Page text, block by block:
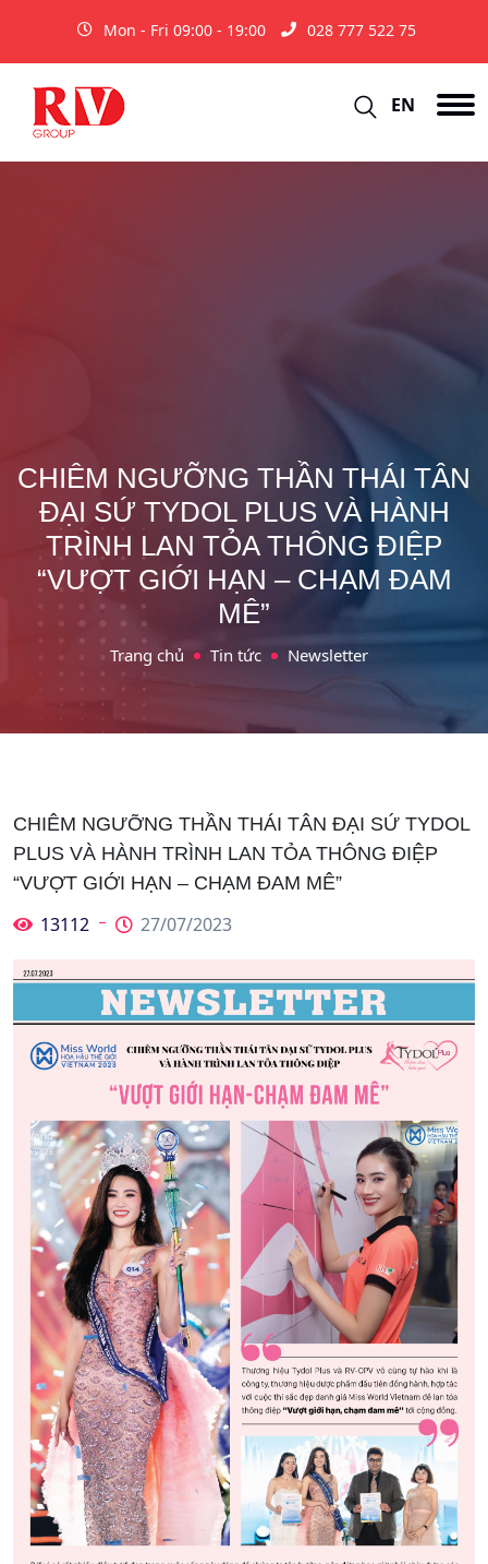
Mon - Fri 09:00 - 19:00 028 777 522 75
EN
CHIÊM NGƯỠNG THẦN THÁI TÂN
ĐẠI SỨ TYDOL PLUS VÀ HÀNH
TRÌNH LAN TỎA THÔNG ĐIỆP
“VƯỢT GIỚI HẠN – CHẠM ĐAM
MÊ”
Trang chủ Tin tức Newsletter
CHIÊM NGƯỠNG THẦN THÁI TÂN ĐẠI SỨ TYDOL
PLUS VÀ HÀNH TRÌNH LAN TỎA THÔNG ĐIỆP
“VƯỢT GIỚI HẠN – CHẠM ĐAM MÊ”
13112 27/07/2023